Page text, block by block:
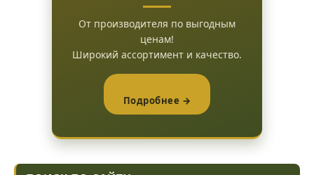
От производителя по выгодным
ценам!
Широкий ассортимент и качество.
Подробнее →